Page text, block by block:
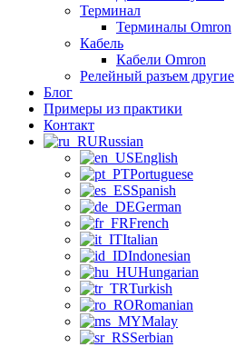
Терминал
Терминалы Omron
Кабель
Кабели Omron
Релейный разъем другие
Блог
Примеры из практики
Контакт
Russian
English
Portuguese
Spanish
German
French
Italian
Indonesian
Hungarian
Turkish
Romanian
Malay
Serbian